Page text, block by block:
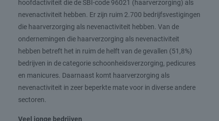
hoofdactiviteit die de SBI-code 96021 (haarverzorging) als
nevenactiviteit hebben. Er zijn ruim 2.700 bedrijfsvestigingen
die haarverzorging als nevenactiviteit hebben. Van de
ondernemingen die haarverzorging als nevenactiviteit
hebben betreft het in ruim de helft van de gevallen (51,8%)
bedrijven in de categorie schoonheidsverzorging, pedicures
en manicures. Daarnaast komt haarverzorging als
nevenactiviteit in zeer beperkte mate voor in diverse andere
sectoren.
Veel jonge bedrijven